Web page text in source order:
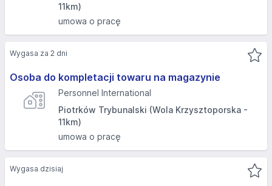
11km)
umowa o pracę
Osoba do kompletacji towaru na magazynie
Personnel International
Piotrków Trybunalski (Wola Krzysztoporska -
11km)
umowa o pracę
Wygasa za 2 dni
Wygasa dzisiaj